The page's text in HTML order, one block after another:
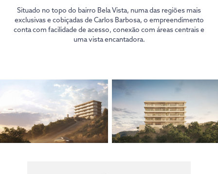
Situado no topo do bairro Bela Vista, numa das regiões mais
exclusivas e cobiçadas de Carlos Barbosa, o empreendimento
conta com facilidade de acesso, conexão com áreas centrais e
uma vista encantadora.